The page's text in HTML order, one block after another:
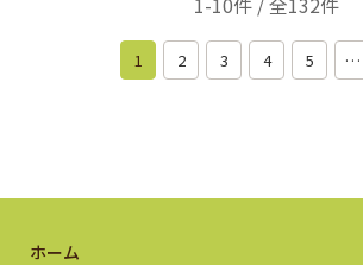
1 2 3 4 5 …
ホーム